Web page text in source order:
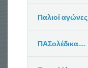
Παλιοί
ΠΑΣολέδικα….